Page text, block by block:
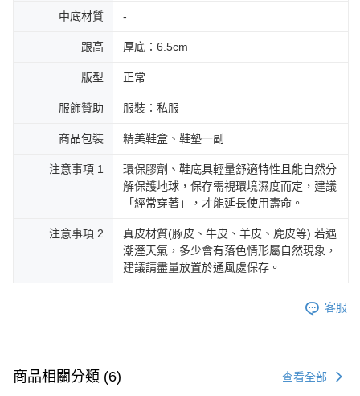
中底材質 -
跟高 厚底：6.5cm
版型 正常
服飾贊助 服裝：私服
商品包裝 精美鞋盒、鞋墊一副
注意事項 1
環保膠劑、鞋底具輕量舒適特性且能自然分
解保護地球，保存需視環境濕度而定，建議
「經常穿著」，才能延長使用壽命。
注意事項 2
真皮材質(豚皮、牛皮、羊皮、麂皮等) 若遇
潮溼天氣，多少會有落色情形屬自然現象，
建議請盡量放置於通風處保存。
客服
商品相關分類 (6) 查看全部